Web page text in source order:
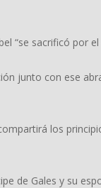
“se sacrificó por
junto con ese
los
de Gales y su